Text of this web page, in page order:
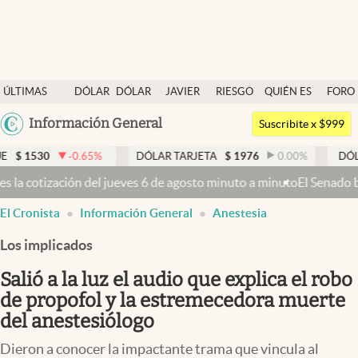
ÚLTIMAS
NOTICIAS
DÓLAR
DÓLAR
JAVIER
RIESGO
QUIÉN ES
QUIÉN
FORO
Argentina
México
Información General
Dólar
Members
Economía y Política
Finanzas y Mercados
Mercados Online
Negocios
Columnistas
Otras secciones
Suscribite x $999
-0.65% DÓLAR TARJETA $ 1976 0.00 % DÓLAR MEP $
de agosto minuto a minutoEl Senado busca aprobar la Ley de
El Cronista Información General Anestesia
Los implicados
Salió a la luz el audio que explica el robo
de propofol y la estremecedora muerte
del anestesiólogo
Dieron a conocer la impactante trama que vincula al